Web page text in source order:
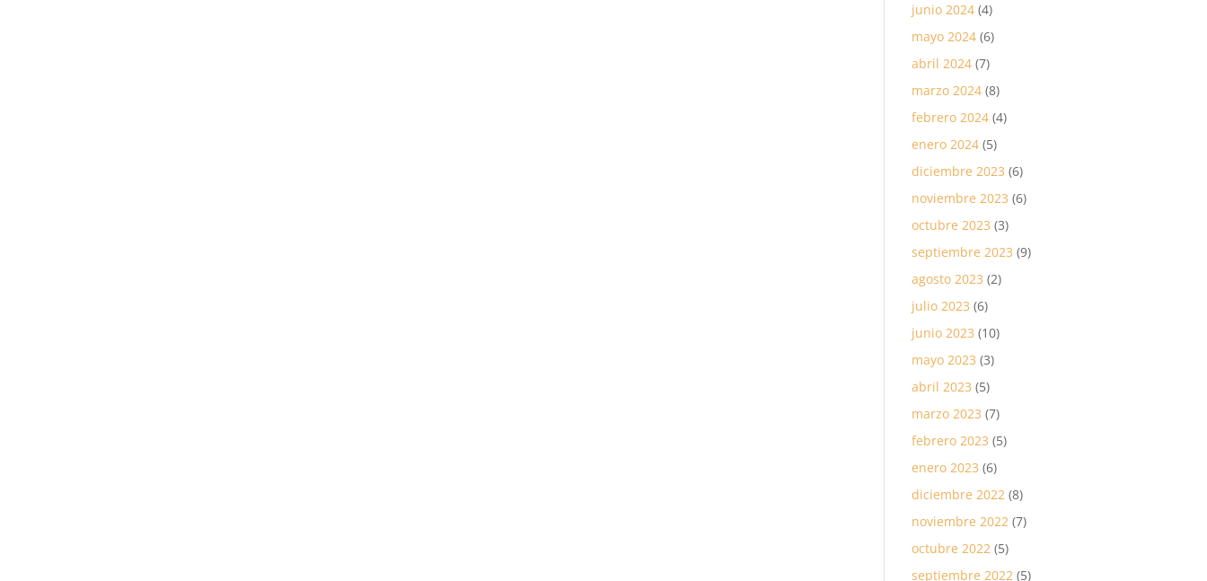
junio 2024 (4)
mayo 2024 (6)
abril 2024 (7)
marzo 2024 (8)
febrero 2024 (4)
enero 2024 (5)
diciembre 2023 (6)
noviembre 2023 (6)
octubre 2023 (3)
septiembre 2023 (9)
agosto 2023 (2)
julio 2023 (6)
junio 2023 (10)
mayo 2023 (3)
abril 2023 (5)
marzo 2023 (7)
febrero 2023 (5)
enero 2023 (6)
diciembre 2022 (8)
noviembre 2022 (7)
octubre 2022 (5)
septiembre 2022 (5)